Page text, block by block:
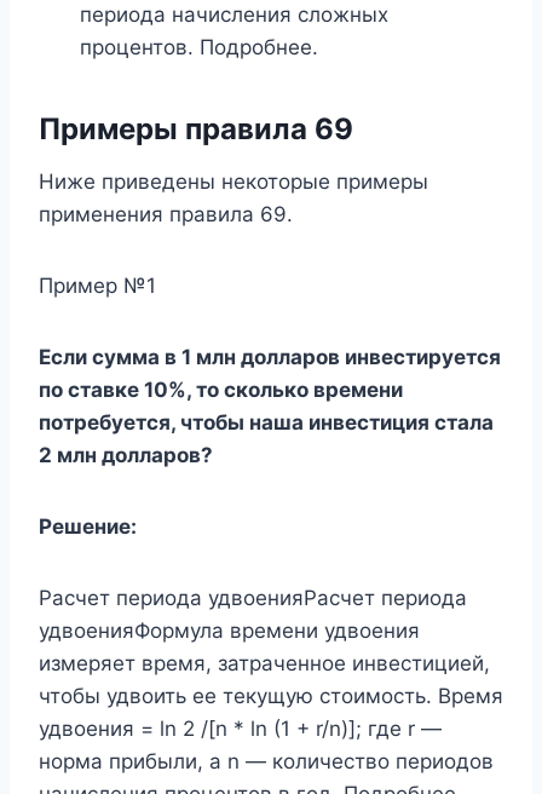
периода начисления сложных
процентов. Подробнее.
Примеры правила 69
Ниже приведены некоторые примеры
применения правила 69.
Пример №1
Если сумма в 1 млн долларов инвестируется
по ставке 10%, то сколько времени
потребуется, чтобы наша инвестиция стала
2 млн долларов?
Решение:
Расчет периода удвоенияРасчет периода
удвоенияФормула времени удвоения
измеряет время, затраченное инвестицией,
чтобы удвоить ее текущую стоимость. Время
удвоения = ln 2 /[n * ln (1 + r/n)]; где r —
норма прибыли, а n — количество периодов